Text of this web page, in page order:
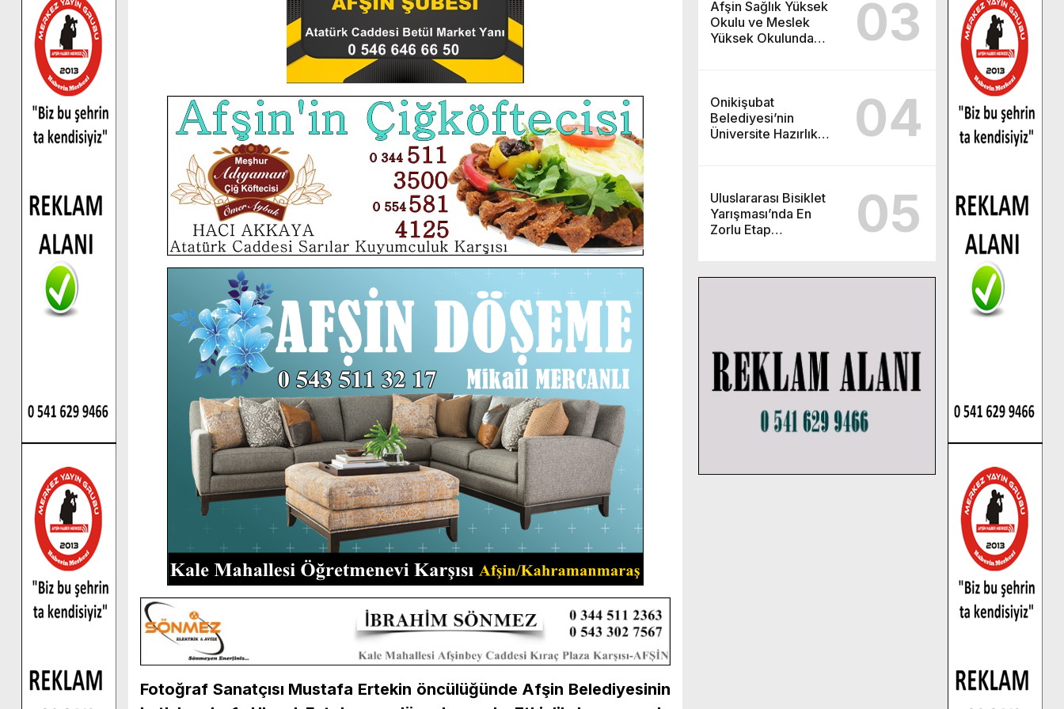
Afşin Sağlık Yüksek
Okulu ve Meslek
Yüksek Okulunda
03
Onikişubat
Belediyesi’nin
Üniversite Hazırlık
04
Uluslararası Bisiklet
Yarışması’nda En
Zorlu Etap
05
Fotoğraf Sanatçısı Mustafa Ertekin öncülüğünde Afşin Belediyesinin